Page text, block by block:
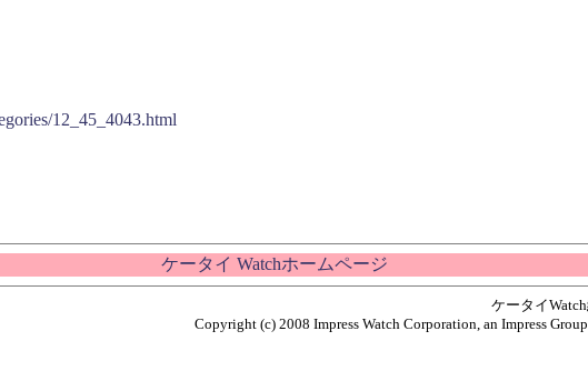
12_45_4043.html
ケータイ Watchホームページ
ケータイ
Copyright (c) 2008 Impress Watch Corporation, an Impress